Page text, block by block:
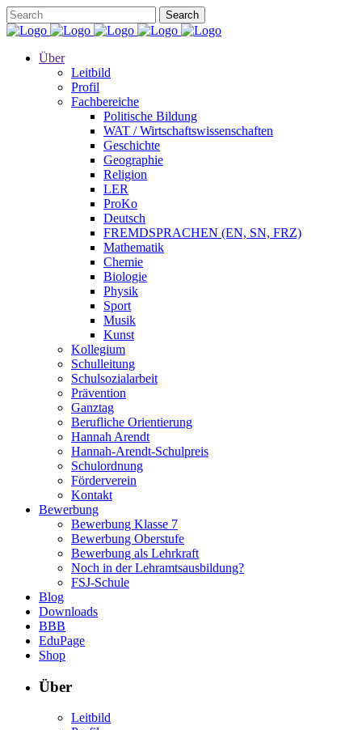
Über
Leitbild
Profil
Fachbereiche
Politische Bildung
WAT / Wirtschaftswissenschaften
Geschichte
Geographie
Religion
LER
ProKo
Deutsch
FREMDSPRACHEN (EN, SN, FRZ)
Mathematik
Chemie
Biologie
Physik
Sport
Musik
Kunst
Kollegium
Schulleitung
Schulsozialarbeit
Prävention
Ganztag
Berufliche Orientierung
Hannah Arendt
Hannah-Arendt-Schulpreis
Schulordnung
Förderverein
Kontakt
Bewerbung
Bewerbung Klasse 7
Bewerbung Oberstufe
Bewerbung als Lehrkraft
Noch in der Lehramtsausbildung?
FSJ-Schule
Blog
Downloads
BBB
EduPage
Shop
Über
Leitbild